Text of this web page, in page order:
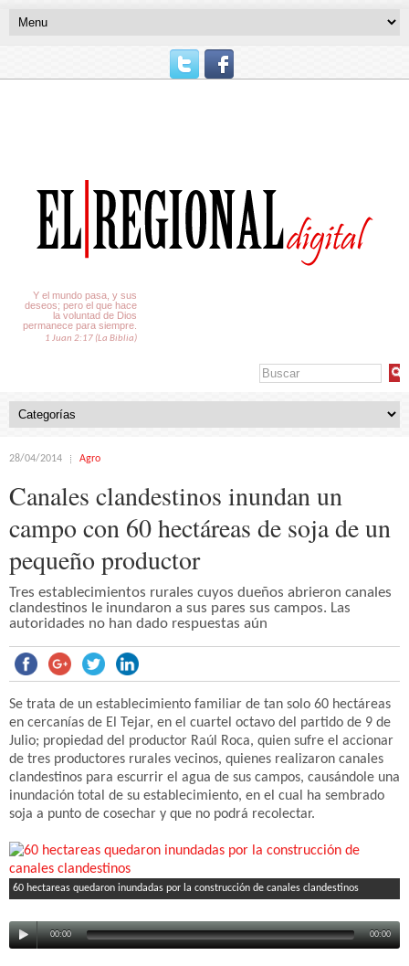
Y el mundo pasa, y sus
deseos; pero el que hace
la voluntad de Dios
permanece para siempre.
1 Juan 2:17 (La Biblia)
28/04/2014 Agro
Canales clandestinos inundan un
campo con 60 hectáreas de soja de un
pequeño productor
Tres establecimientos rurales cuyos dueños abrieron canales
clandestinos le inundaron a sus pares sus campos. Las
autoridades no han dado respuestas aún
Se trata de un establecimiento familiar de tan solo 60 hectáreas
en cercanías de El Tejar, en el cuartel octavo del partido de 9 de
Julio; propiedad del productor Raúl Roca, quien sufre el accionar
de tres productores rurales vecinos, quienes realizaron canales
clandestinos para escurrir el agua de sus campos, causándole una
inundación total de su establecimiento, en el cual ha sembrado
soja a punto de cosechar y que no podrá recolectar.
60 hectareas quedaron inundadas por la construcción de canales clandestinos
00:00 00:00